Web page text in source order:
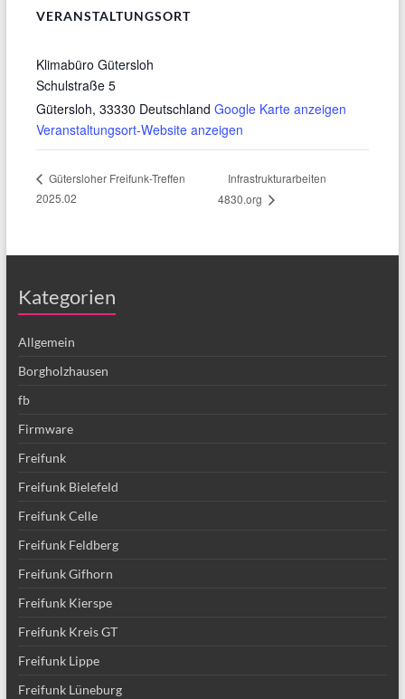
VERANSTALTUNGSORT
Klimabüro Gütersloh
Schulstraße 5
Gütersloh, 33330 Deutschland Google Karte anzeigen
Veranstaltungsort-Website anzeigen
Gütersloher Freifunk-Treffen
2025.02
Infrastrukturarbeiten
4830.org
Kategorien
Allgemein
Borgholzhausen
fb
Firmware
Freifunk
Freifunk Bielefeld
Freifunk Celle
Freifunk Feldberg
Freifunk Gifhorn
Freifunk Kierspe
Freifunk Kreis GT
Freifunk Lippe
Freifunk Lüneburg